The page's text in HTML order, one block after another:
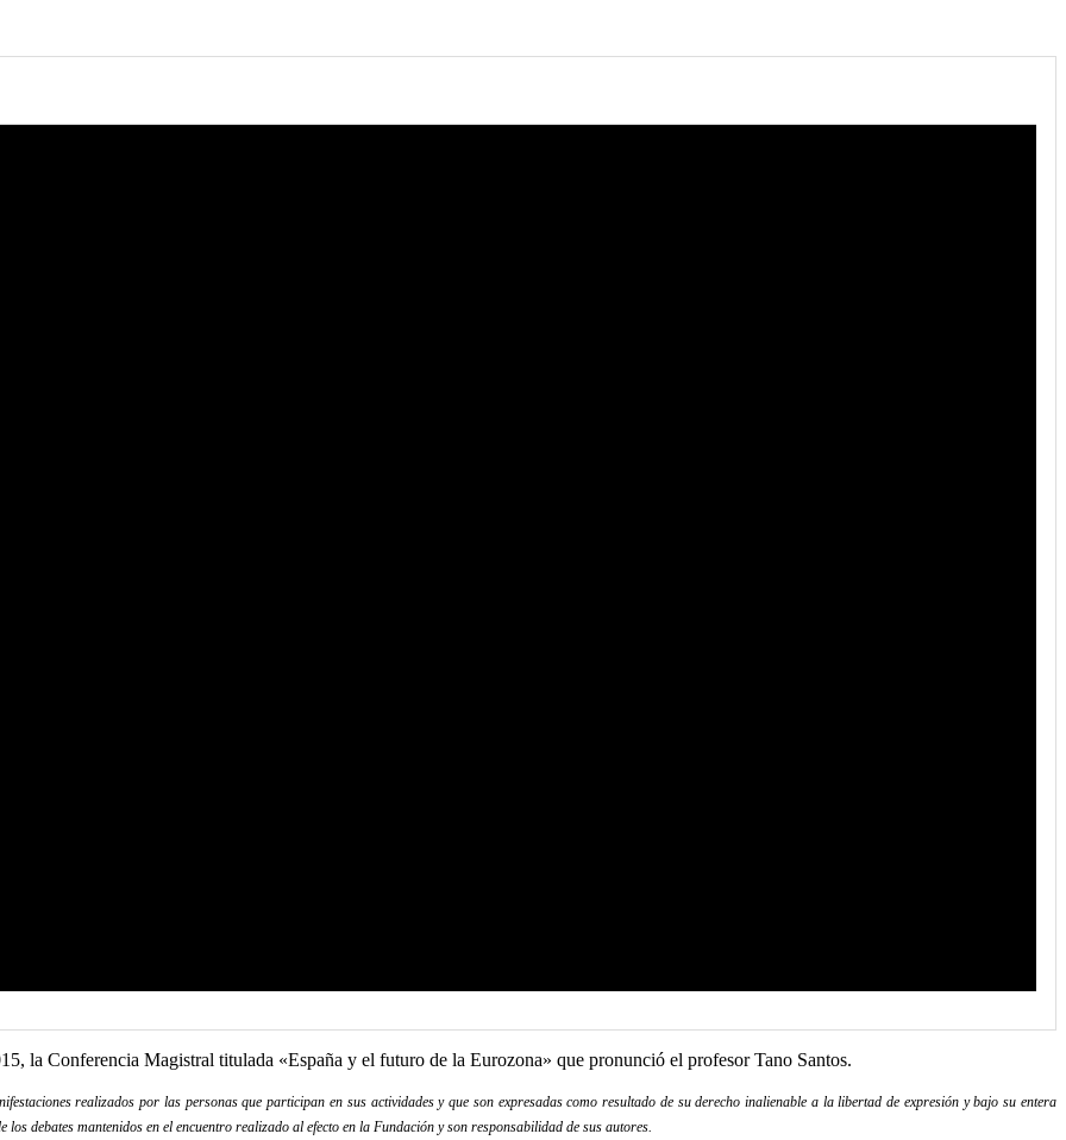
la Conferencia Magistral titulada «España y el futuro de la Eurozona» que pronunció el profesor Tano Santos.
realizados por las personas que participan en sus actividades y que son expresadas como resultado de su derecho inalienable a la libertad de expresión y bajo su entera
debates mantenidos en el encuentro realizado al efecto en la Fundación y son responsabilidad de sus autores.